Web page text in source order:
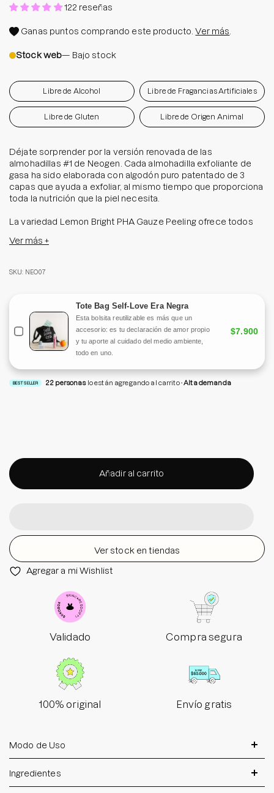
122 reseñas
Ganas puntos comprando este producto.Ver más
Stock web— Bajo stock
Libre de Alcohol Libre de Fragancias Artificiales
Libre de Gluten Libre de Origen Animal
Déjate sorprender por la versión renovada de las
almohadillas #1 de Neogen. Cada almohadilla exfoliante de
gasa ha sido elaborada con algodón puro patentado de 3
capas que ayuda a exfoliar, al mismo tiempo que proporciona
toda la nutrición que la piel necesita.
La variedad Lemon Bright PHA Gauze Peeling ofrece todos
junto con el glutatión, la vitamina C y la niacinamida, forman la
revitalizado.
LHA para ayudar a suavizar la textura y proporcionar
luminosidad a la piel.
Fórmula mejorada con 15 vitaminas, 8 tipos de ácido
hialurónico y 5 tipos de ceramidas.
Tamaño: 190 ml/ 30 pads
Ver más +
SKU: NEO07
Tote Bag Self-Love Era Negra
Esta bolsita reutilizable es más que un
accesorio: es tu declaración de amor propio
y tu aporte al cuidado del medio ambiente,
todo en uno.
$7.900
BEST SELLER 22 personas lo están agregando al carrito Alta demanda
Añadir al carrito
Ver stock en tiendas
Agregar a mi Wishlist
Validado Compra segura
100% original Envío gratis
Modo de Uso
Ingredientes